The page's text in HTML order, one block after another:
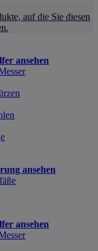
auf die Sie diesen
ansehen
ansehen
ansehen